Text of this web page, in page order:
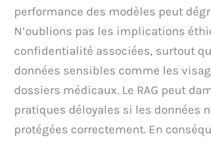
performance des modèles peut
N’oublions pas les implications
confidentialité associées, surtout
données sensibles comme les
dossiers médicaux. Le RAG peut
pratiques déloyales si les données
protégées correctement. En